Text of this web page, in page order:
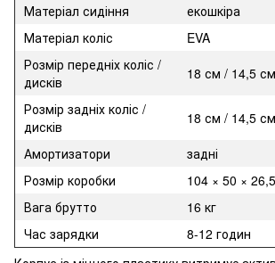
Матеріал сидіння
екошкіра
Матеріал коліс
EVA
Розмір передніх коліс /
дисків
18 см / 14,5 см
Розмір задніх коліс /
дисків
18 см / 14,5 см
Амортизатори
задні
Розмір коробки
104 × 50 ×
Вага брутто
16 кг
Час зарядки
8-12 годин